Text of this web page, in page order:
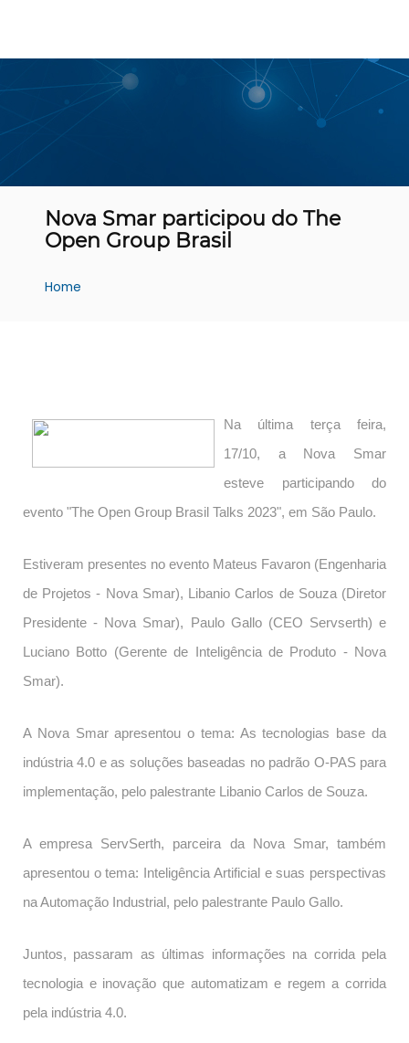
Nova Smar participou do The
Open Group Brasil
Home
Na última terça feira,
17/10, a Nova Smar
esteve participando do
evento "The Open Group Brasil Talks 2023", em São Paulo.
Estiveram presentes no evento Mateus Favaron (Engenharia
de Projetos - Nova Smar), Libanio Carlos de Souza (Diretor
Presidente - Nova Smar), Paulo Gallo (CEO Servserth) e
Luciano Botto (Gerente de Inteligência de Produto - Nova
Smar).
A Nova Smar apresentou o tema: As tecnologias base da
indústria 4.0 e as soluções baseadas no padrão O-PAS para
implementação, pelo palestrante Libanio Carlos de Souza.
A empresa ServSerth, parceira da Nova Smar, também
apresentou o tema: Inteligência Artificial e suas perspectivas
na Automação Industrial, pelo palestrante Paulo Gallo.
Juntos, passaram as últimas informações na corrida pela
tecnologia e inovação que automatizam e regem a corrida
pela indústria 4.0.